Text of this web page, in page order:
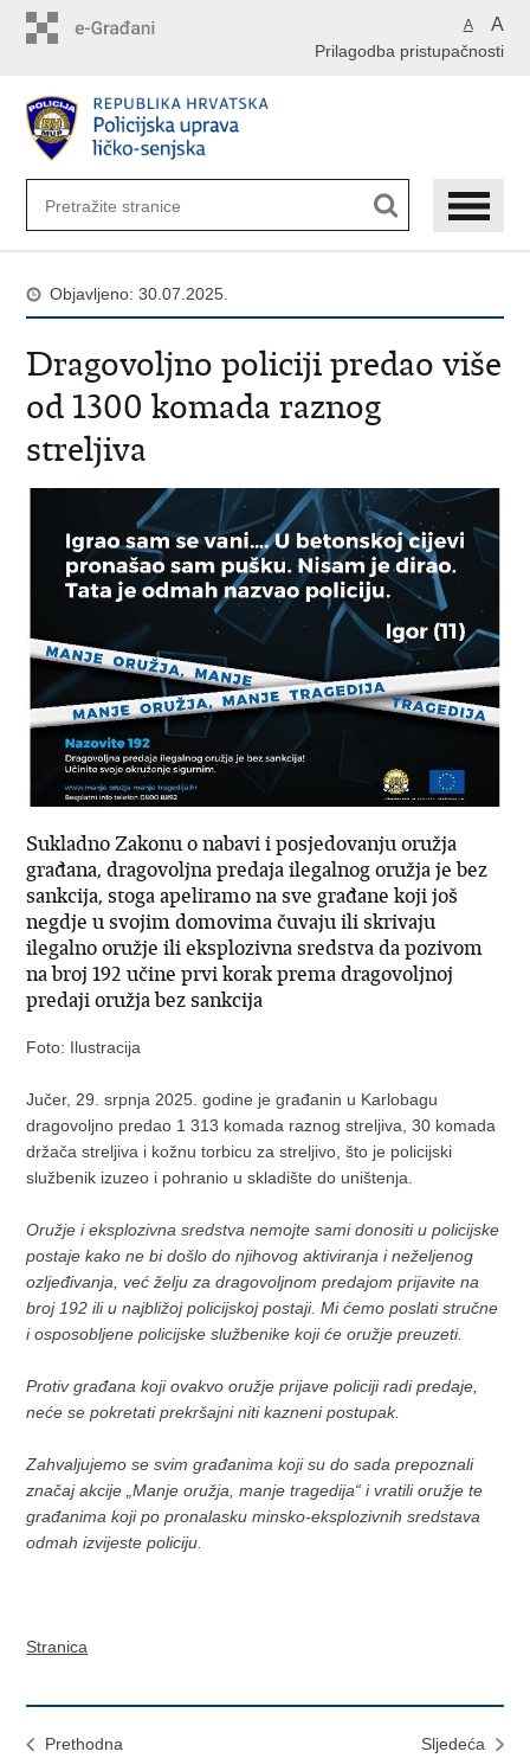
A A
Prilagodba pristupačnosti
Objavljeno: 30.07.2025.
Dragovoljno policiji predao više
od 1300 komada raznog
streljiva
Sukladno Zakonu o nabavi i posjedovanju oružja
građana, dragovoljna predaja ilegalnog oružja je bez
sankcija, stoga apeliramo na sve građane koji još
negdje u svojim domovima čuvaju ili skrivaju
ilegalno oružje ili eksplozivna sredstva da pozivom
na broj 192 učine prvi korak prema dragovoljnoj
predaji oružja bez sankcija
Foto: Ilustracija
Jučer, 29. srpnja 2025. godine je građanin u Karlobagu
dragovoljno predao 1 313 komada raznog streljiva, 30 komada
držača streljiva i kožnu torbicu za streljivo, što je policijski
službenik izuzeo i pohranio u skladište do uništenja.
Oružje i eksplozivna sredstva nemojte sami donositi u policijske
postaje kako ne bi došlo do njihovog aktiviranja i neželjenog
ozljeđivanja, već želju za dragovoljnom predajom prijavite na
broj 192 ili u najbližoj policijskoj postaji. Mi ćemo poslati stručne
i osposobljene policijske službenike koji će oružje preuzeti.
Protiv građana koji ovakvo oružje prijave policiji radi predaje,
neće se pokretati prekršajni niti kazneni postupak.
Zahvaljujemo se svim građanima koji su do sada prepoznali
značaj akcije „Manje oružja, manje tragedija“ i vratili oružje te
građanima koji po pronalasku minsko-eksplozivnih sredstava
odmah izvijeste policiju.
Stranica
Prethodna
Sljedeća